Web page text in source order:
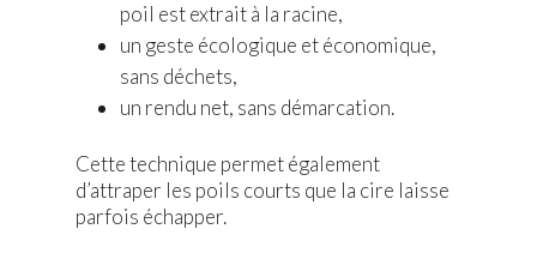
poil est extrait à la racine,
un geste écologique et économique,
sans déchets,
un rendu net, sans démarcation.
Cette technique permet également
d’attraper les poils courts que la cire laisse
parfois échapper.